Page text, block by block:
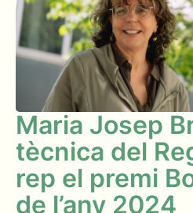
Maria Josep
tècnica del
rep el premi
de l’any 2024